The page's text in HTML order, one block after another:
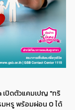
เปิดตัวแคมเปญ "ทริ
หรู พร้อมผ่อน 0 ได้